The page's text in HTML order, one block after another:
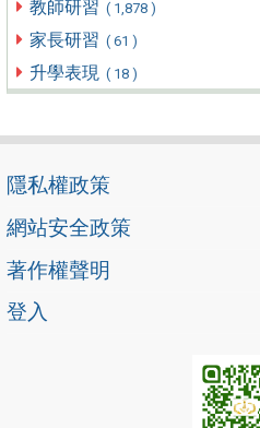
教師研習 ( 1,878 )
家長研習 ( 61 )
升學表現 ( 18 )
隱私權政策
網站安全政策
著作權聲明
登入